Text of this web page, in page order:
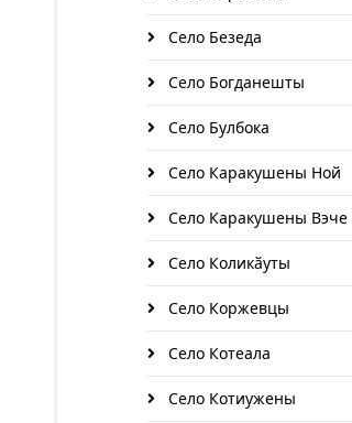
Село Безеда
Село Богданешты
Село Булбока
Село Каракушены Ной
Село Каракушены Вэче
Село Коликӑуты
Село Коржевцы
Село Котеала
Село Котиужены